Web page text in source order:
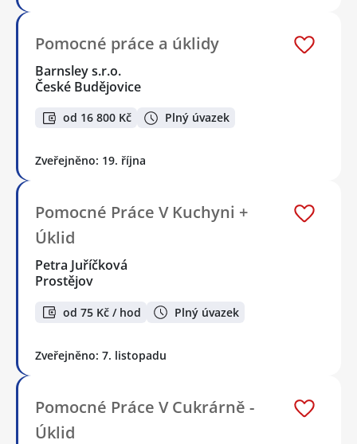
Pomocné práce a úklidy
Barnsley s.r.o.
České Budějovice
od 16 800 Kč Plný úvazek
Zveřejněno: 19. října
Pomocné Práce V Kuchyni +
Úklid
Petra Juříčková
Prostějov
od 75 Kč / hod Plný úvazek
Zveřejněno: 7. listopadu
Pomocné Práce V Cukrárně -
Úklid